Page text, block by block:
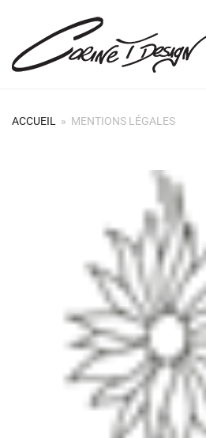
ACCUEIL » MENTIONS LÉGALES